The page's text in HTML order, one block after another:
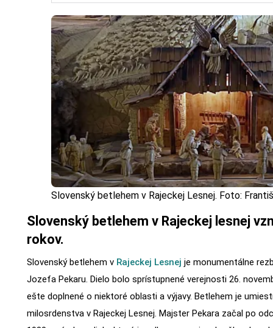
Slovenský betlehem v Rajeckej Lesnej. Foto:
Slovenský betlehem v Rajeckej lesnej
rokov.
Slovenský betlehem v Rajeckej Lesnej je monumentálne
Jozefa Pekaru. Dielo bolo sprístupnené verejnosti 26.
ešte doplnené o niektoré oblasti a výjavy. Betlehem je
milosrdenstva v Rajeckej Lesnej. Majster Pekara začal po